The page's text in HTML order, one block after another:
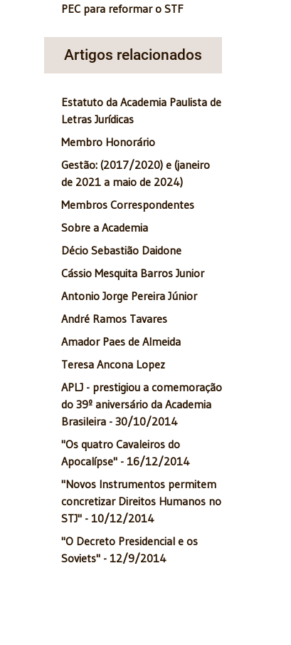
PEC para reformar o STF
Artigos relacionados
Estatuto da Academia Paulista de
Letras Jurídicas
Membro Honorário
Gestão: (2017/2020) e (janeiro
de 2021 a maio de 2024)
Membros Correspondentes
Sobre a Academia
Décio Sebastião Daidone
Cássio Mesquita Barros Junior
Antonio Jorge Pereira Júnior
André Ramos Tavares
Amador Paes de Almeida
Teresa Ancona Lopez
APLJ - prestigiou a comemoração
do 39º aniversário da Academia
Brasileira - 30/10/2014
"Os quatro Cavaleiros do
Apocalípse" - 16/12/2014
"Novos Instrumentos permitem
concretizar Direitos Humanos no
STJ" - 10/12/2014
"O Decreto Presidencial e os
Soviets" - 12/9/2014